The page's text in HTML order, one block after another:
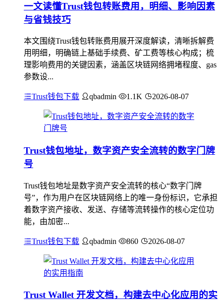
一文读懂Trust钱包转账费用，明细、影响因素
与省钱技巧
本文围绕Trust钱包转账费用展开深度解读，清晰拆解费
用明细，明确链上基础手续费、矿工费等核心构成；梳
理影响费用的关键因素，涵盖区块链网络拥堵程度、gas
参数设...
Trust钱包下载 qbadmin 1.1K 2026-08-07
Trust钱包地址，数字资产安全流转的数字门牌
号
Trust钱包地址是数字资产安全流转的核心“数字门牌
号”，作为用户在区块链网络上的唯一身份标识，它承担
着数字资产接收、发送、存储等流转操作的核心定位功
能，由加密...
Trust钱包下载 qbadmin 860 2026-08-07
Trust Wallet 开发文档，构建去中心化应用的实